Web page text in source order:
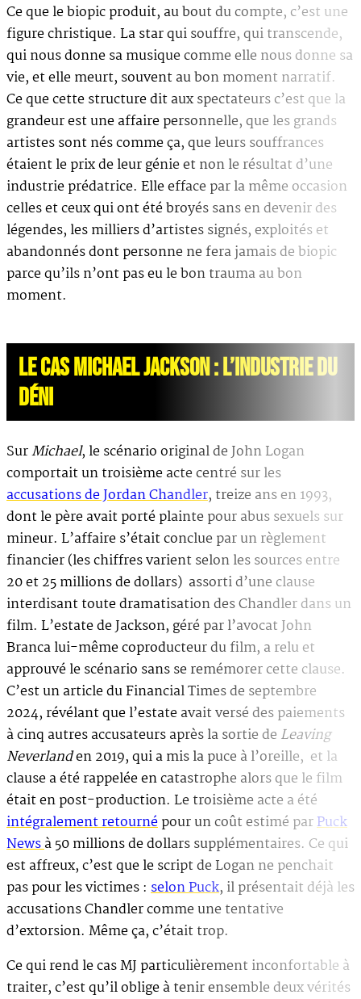
Ce que le biopic produit, au bout du compte, c’est une
figure christique. La star qui souffre, qui transcende,
qui nous donne sa musique comme elle nous donne sa
vie, et elle meurt, souvent au bon moment narratif.
Ce que cette structure dit aux spectateurs c’est que la
grandeur est une affaire personnelle, que les grands
artistes sont nés comme ça, que leurs souffrances
étaient le prix de leur génie et non le résultat d’une
industrie prédatrice. Elle efface par la même occasion
celles et ceux qui ont été broyés sans en devenir des
légendes, les milliers d’artistes signés, exploités et
abandonnés dont personne ne fera jamais de biopic
parce qu’ils n’ont pas eu le bon trauma au bon
moment.
LE CAS MICHAEL JACKSON : L’INDUSTRIE DU
DÉNI
SurMichael, le scénario original de John Logan
comportait un troisième acte centré sur les
accusations de Jordan Chandler, treize ans en 1993,
dont le père avait porté plainte pour abus sexuels sur
mineur. L’affaire s’était conclue par un règlement
financier (les chiffres varient selon les sources entre
20 et 25 millions de dollars) assorti d’une clause
interdisant toute dramatisation des Chandler dans un
film. L’estate de Jackson, géré par l’avocat John
Branca lui-même coproducteur du film, a relu et
approuvé le scénario sans se remémorer cette clause.
C’est un article du Financial Times de septembre
2024, révélant que l’estate avait versé des paiements
à cinq autres accusateurs après la sortie de Leaving
Neverlanden 2019, qui a mis la puce à l’oreille, et la
clause a été rappelée en catastrophe alors que le film
était en post-production. Le troisième acte a été
intégralement retournépour un coût estimé parPuck
Newsà 50 millions de dollars supplémentaires. Ce qui
est affreux, c’est que le script de Logan ne penchait
pas pour les victimes : selon Puck, il présentait déjà les
accusations Chandler comme une tentative
d’extorsion. Même ça, c’était trop.
Ce qui rend le cas MJ particulièrement inconfortable à
traiter, c’est qu’il oblige à tenir ensemble deux vérités